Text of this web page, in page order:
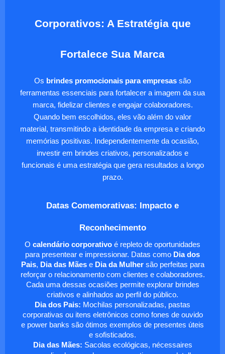
Corporativos: A Estratégia que
Fortalece Sua Marca
Os brindes promocionais para empresas são
ferramentas essenciais para fortalecer a imagem da sua
marca, fidelizar clientes e engajar colaboradores.
Quando bem escolhidos, eles vão além do valor
material, transmitindo a identidade da empresa e criando
memórias positivas. Independentemente da ocasião,
investir em brindes criativos, personalizados e
funcionais é uma estratégia que gera resultados a longo
prazo.
Datas Comemorativas: Impacto e
Reconhecimento
O calendário corporativo é repleto de oportunidades
para presentear e impressionar. Datas como Dia dos
Pais, Dia das Mãese Dia da Mulhersão perfeitas para
reforçar o relacionamento com clientes e colaboradores.
Cada uma dessas ocasiões permite explorar brindes
criativos e alinhados ao perfil do público.
Dia dos Pais: Mochilas personalizadas, pastas
corporativas ou itens eletrônicos como fones de ouvido
e power banks são ótimos exemplos de presentes úteis
e sofisticados.
Dia das Mães: Sacolas ecológicas, nécessaires